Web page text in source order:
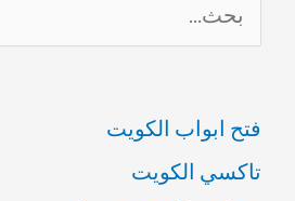
ل
ح
ث
فتح ابواب الكويت
تاكسي الكويت